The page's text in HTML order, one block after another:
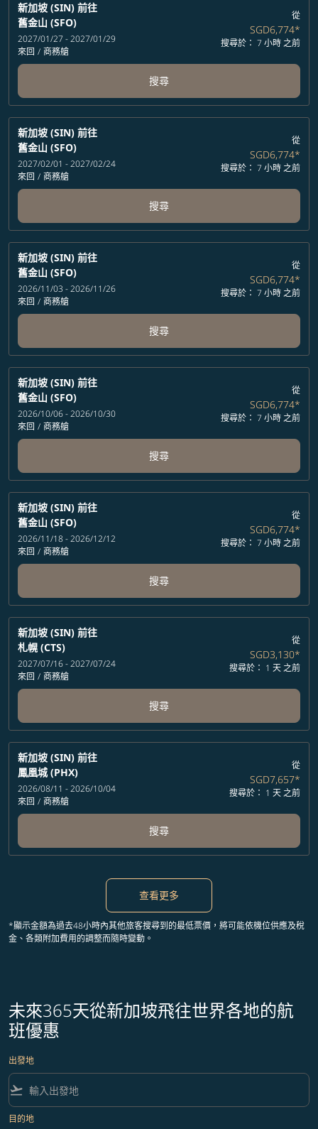
新加坡 (SIN) 前往
舊金山 (SFO)
2027/01/27 - 2027/01/29
來回 / 商務艙
從
SGD6,774*
搜尋於： 7 小時 之前
搜尋
新加坡 (SIN) 前往
舊金山 (SFO)
2027/02/01 - 2027/02/24
來回 / 商務艙
從
SGD6,774*
搜尋於： 7 小時 之前
搜尋
新加坡 (SIN) 前往
舊金山 (SFO)
2026/11/03 - 2026/11/26
來回 / 商務艙
從
SGD6,774*
搜尋於： 7 小時 之前
搜尋
新加坡 (SIN) 前往
舊金山 (SFO)
2026/10/06 - 2026/10/30
來回 / 商務艙
從
SGD6,774*
搜尋於： 7 小時 之前
搜尋
新加坡 (SIN) 前往
舊金山 (SFO)
2026/11/18 - 2026/12/12
來回 / 商務艙
從
SGD6,774*
搜尋於： 7 小時 之前
搜尋
新加坡 (SIN) 前往
札幌 (CTS)
2027/07/16 - 2027/07/24
來回 / 商務艙
從
SGD3,130*
搜尋於： 1 天 之前
搜尋
新加坡 (SIN) 前往
鳳凰城 (PHX)
2026/08/11 - 2026/10/04
來回 / 商務艙
從
SGD7,657*
搜尋於： 1 天 之前
搜尋
查看更多
*顯示金額為過去48小時內其他旅客搜尋到的最低票價，將可能依機位供應及稅
金、各類附加費用的調整而隨時變動。
未來365天從新加坡飛往世界各地的航
班優惠
出發地
flight_takeoff
目的地